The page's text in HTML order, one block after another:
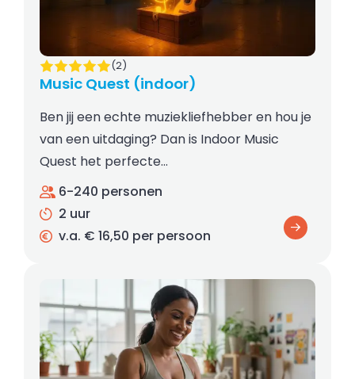
Music Quest (indoor)
(2)
Ben jij een echte muziekliefhebber en hou je
van een uitdaging? Dan is Indoor Music
Quest het perfecte…
6-240 personen
2 uur
v.a. € 16,50 per persoon